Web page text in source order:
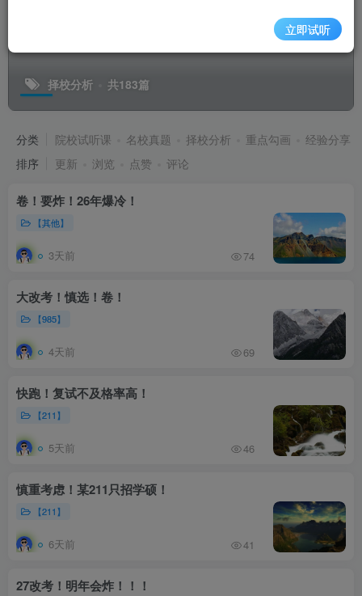
择校分析 共183篇
分类 院校试听课 名校真题 择校分析 重点勾画
经验分享
排序
更新 浏览 点赞 评论
卷！要炸！26年爆冷！
【其他】
3天前 74
大改考！慎选！卷！
【985】
4天前 69
快跑！复试不及格率高！
【211】
5天前 46
慎重考虑！某211只招学硕！
【211】
6天前 41
27改考！明年会炸！！！
立即试听